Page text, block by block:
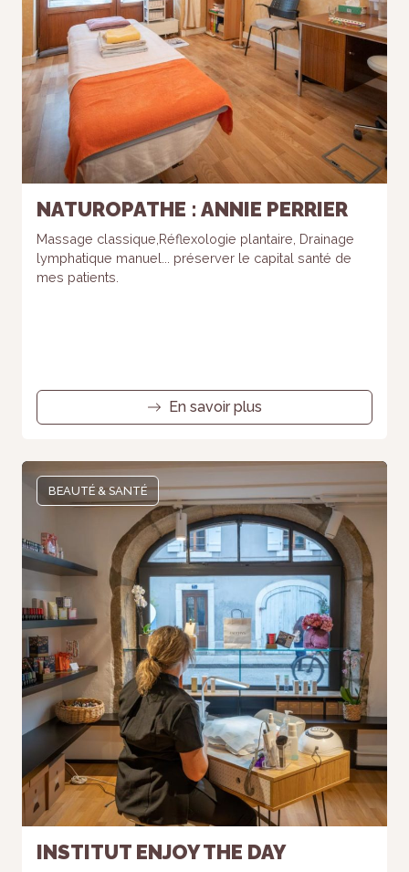
NATUROPATHE : ANNIE PERRIER
Massage classique,Réflexologie plantaire, Drainage
lymphatique manuel... préserver le capital santé de
mes patients.
En savoir plus
BEAUTÉ & SANTÉ
INSTITUT ENJOY THE DAY